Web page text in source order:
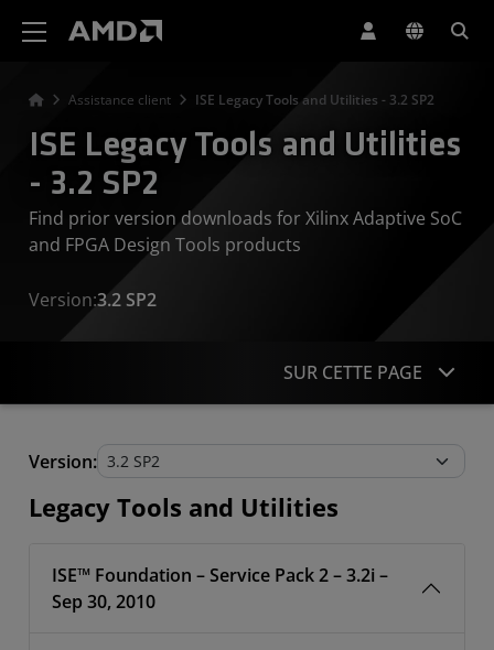
Assistance client ISE Legacy Tools and Utilities - 3.2 SP2
ISE Legacy Tools and Utilities
- 3.2 SP2
Find prior version downloads for Xilinx Adaptive SoC
and FPGA Design Tools products
Version:3.2 SP2
SUR CETTE PAGE
Legacy Tools and Utilities
Version:
Legacy Tools and Utilities
ISE™ Foundation – Service Pack 2 – 3.2i –
Sep 30, 2010